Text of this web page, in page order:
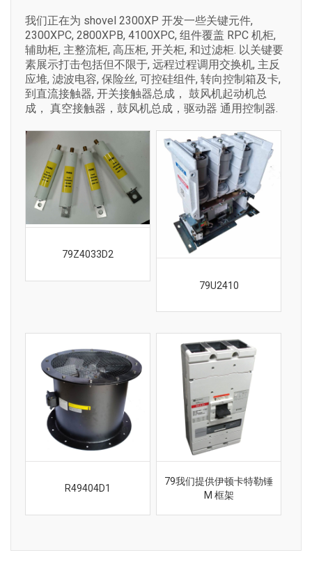
我们正在为 shovel 2300XP 开发一些关键元件,
2300XPC, 2800XPB, 4100XPC, 组件覆盖 RPC 机柜,
辅助柜, 主整流柜, 高压柜, 开关柜, 和过滤柜. 以关键要
素展示打击包括但不限于, 远程过程调用交换机, 主反
应堆, 滤波电容, 保险丝, 可控硅组件, 转向控制箱及卡,
到直流接触器, 开关接触器总成， 鼓风机起动机总
成， 真空接触器，鼓风机总成，驱动器 通用控制器.
79Z4033D2
79U2410
R49404D1
79我们提供伊顿卡特勒锤
M 框架